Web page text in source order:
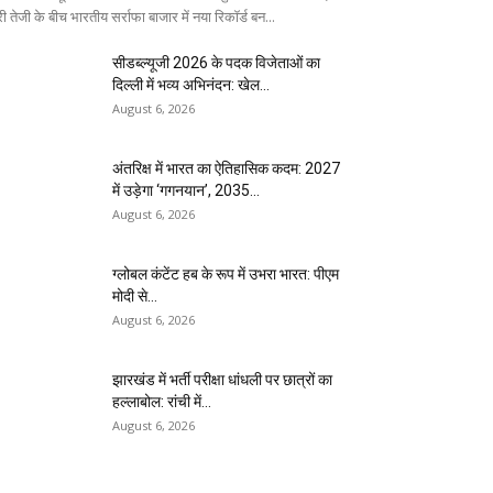
तेजी के बीच भारतीय सर्राफा बाजार में नया रिकॉर्ड बन...
सीडब्ल्यूजी 2026 के पदक विजेताओं का
दिल्ली में भव्य अभिनंदन: खेल...
August 6, 2026
अंतरिक्ष में भारत का ऐतिहासिक कदम: 2027
में उड़ेगा ‘गगनयान’, 2035...
August 6, 2026
ग्लोबल कंटेंट हब के रूप में उभरा भारत: पीएम
मोदी से...
August 6, 2026
झारखंड में भर्ती परीक्षा धांधली पर छात्रों का
हल्लाबोल: रांची में...
August 6, 2026